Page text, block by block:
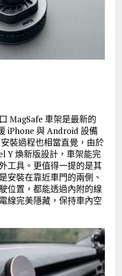
MagSafe 車架是最新的
iPhone 與Android 設備
安裝過程也相當直覺，由於
Y煥新版設計，車架能完
工具。更值得一提的是其
安裝在靠近車門的兩側、
位置，都能透過內附的線
線完美隱藏，保持車內空